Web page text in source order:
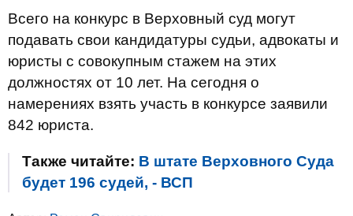
Всего на конкурс в Верховный суд могут
подавать свои кандидатуры судьи, адвокаты и
юристы с совокупным стажем на этих
должностях от 10 лет. На сегодня о
намерениях взять участь в конкурсе заявили
842 юриста.
Также читайте: В штате Верховного Суда
будет 196 судей, - ВСП